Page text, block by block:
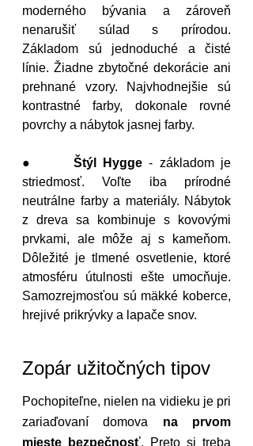
moderného bývania a zároveň
nenarušiť súlad s prírodou.
Základom sú jednoduché a čisté
línie. Žiadne zbytočné dekorácie ani
prehnané vzory. Najvhodnejšie sú
kontrastné farby, dokonale rovné
povrchy a nábytok jasnej farby.
● Štýl Hygge - základom je
striedmosť. Voľte iba prírodné
neutrálne farby a materiály. Nábytok
z dreva sa kombinuje s kovovými
prvkami, ale môže aj s kameňom.
Dôležité je tlmené osvetlenie, ktoré
atmosféru útulnosti ešte umocňuje.
Samozrejmosťou sú mäkké koberce,
hrejivé prikrývky a lapače snov.
Zopár užitočných tipov
Pochopiteľne, nielen na vidieku je pri
zariaďovaní domova na prvom
mieste bezpečnosť. Preto si treba